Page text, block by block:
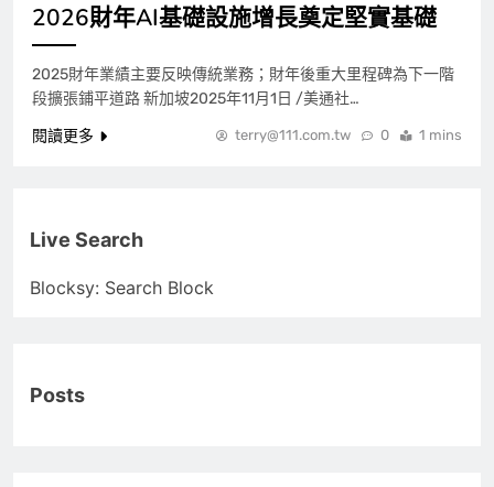
2026財年AI基礎設施增長奠定堅實基礎
2025財年業績主要反映傳統業務；財年後重大里程碑為下一階
段擴張鋪平道路 新加坡2025年11月1日 /美通社…
閱讀更多
terry@111.com.tw 0 1 mins
Live Search
Blocksy: Search Block
Posts